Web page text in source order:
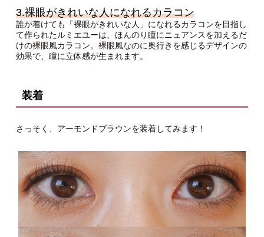
3.裸眼がきれいな人になれるカラコン
誰が着けても「裸眼がきれいな人」になれるカラコンを目指し
て作られたルミエユーは、ほんのり瞳にニュアンスを加えるだ
けの裸眼風カラコン。裸眼風なのに奥行きを感じるデザインの
効果で、瞳に立体感が生まれます。
装着
さっそく、アーモンドブラウンを装着してみます！